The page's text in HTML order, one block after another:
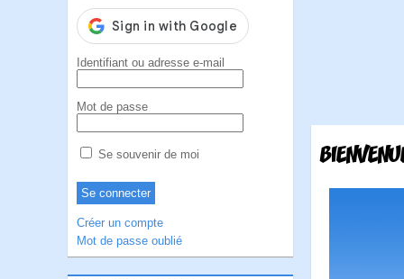
Identifiant ou adresse e-mail
Mot de passe
Se souvenir de moi
Créer un compte
Mot de passe oublié